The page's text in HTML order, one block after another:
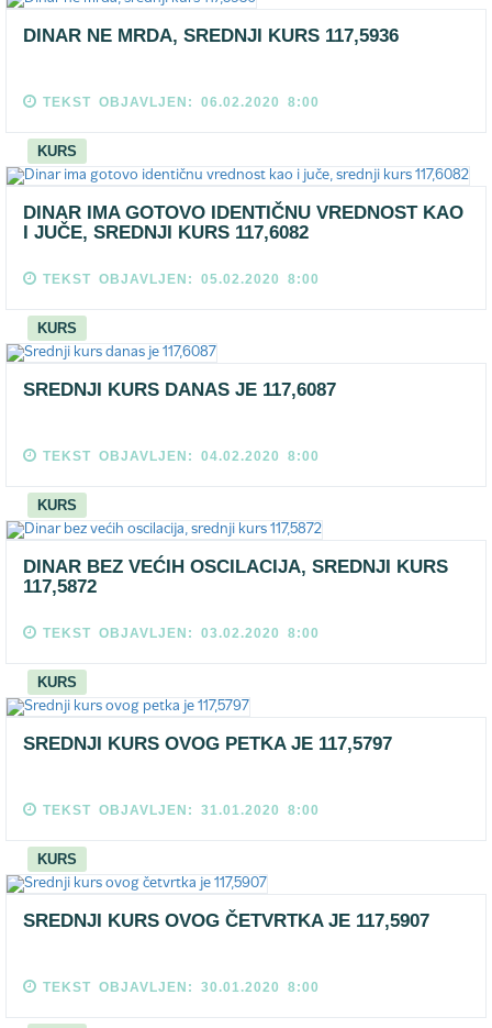
DINAR NE MRDA, SREDNJI KURS 117,5936
TEKST OBJAVLJEN: 06.02.2020 8:00
KURS
DINAR IMA GOTOVO IDENTIČNU VREDNOST KAO
I JUČE, SREDNJI KURS 117,6082
TEKST OBJAVLJEN: 05.02.2020 8:00
KURS
SREDNJI KURS DANAS JE 117,6087
TEKST OBJAVLJEN: 04.02.2020 8:00
KURS
DINAR BEZ VEĆIH OSCILACIJA, SREDNJI KURS
117,5872
TEKST OBJAVLJEN: 03.02.2020 8:00
KURS
SREDNJI KURS OVOG PETKA JE 117,5797
TEKST OBJAVLJEN: 31.01.2020 8:00
KURS
SREDNJI KURS OVOG ČETVRTKA JE 117,5907
TEKST OBJAVLJEN: 30.01.2020 8:00